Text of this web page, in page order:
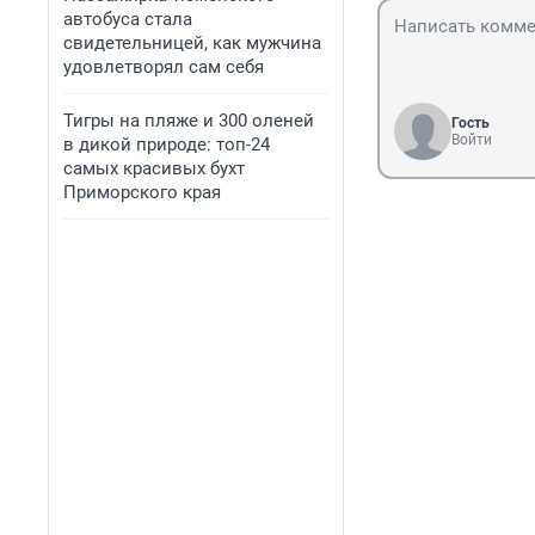
автобуса стала
свидетельницей, как мужчина
удовлетворял сам себя
Тигры на пляже и 300 оленей
в дикой природе: топ-24
самых красивых бухт
Приморского края
Гость
Войти